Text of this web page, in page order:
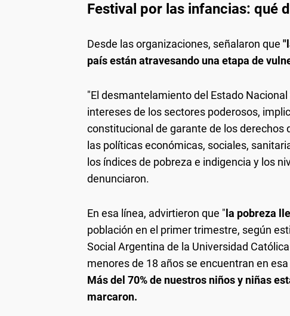
Festival por las infancias: qué
Desde las organizaciones, señalaron que
país están atravesando una etapa de
"El desmantelamiento del Estado
intereses de los sectores poderosos,
constitucional de garante de los derechos
las políticas económicas, sociales,
los índices de pobreza e indigencia y los
denunciaron.
En esa línea, advirtieron que " la pobreza
población en el primer trimestre, según
Social Argentina de la Universidad
menores de 18 años se encuentran en
Más del 70% de nuestros niños y niñas
marcaron.